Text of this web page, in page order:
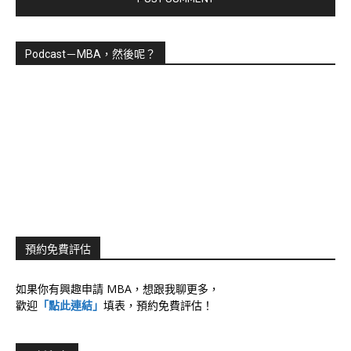
Podcast－MBA，然後呢？
預約免費評估
如果你有興趣申請 MBA，想跟我聊更多，
歡迎 「點此連結」 填表，預約免費評估！